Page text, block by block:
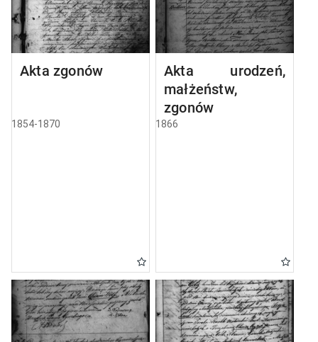
Akta zgonów
1854-1870
Akta urodzeń,
małżeństw,
zgonów
1866